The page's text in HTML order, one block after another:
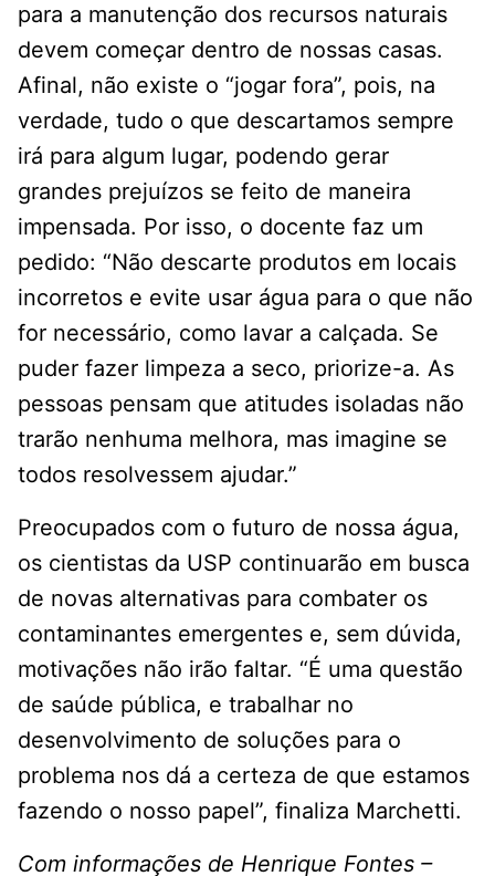
para a manutenção dos recursos naturais
devem começar dentro de nossas casas.
Afinal, não existe o “jogar fora”, pois, na
verdade, tudo o que descartamos sempre
irá para algum lugar, podendo gerar
grandes prejuízos se feito de maneira
impensada. Por isso, o docente faz um
pedido: “Não descarte produtos em locais
incorretos e evite usar água para o que não
for necessário, como lavar a calçada. Se
puder fazer limpeza a seco, priorize-a. As
pessoas pensam que atitudes isoladas não
trarão nenhuma melhora, mas imagine se
todos resolvessem ajudar.”
Preocupados com o futuro de nossa água,
os cientistas da USP continuarão em busca
de novas alternativas para combater os
contaminantes emergentes e, sem dúvida,
motivações não irão faltar. “É uma questão
de saúde pública, e trabalhar no
desenvolvimento de soluções para o
problema nos dá a certeza de que estamos
fazendo o nosso papel”, finaliza Marchetti.
Com informações de Henrique Fontes –